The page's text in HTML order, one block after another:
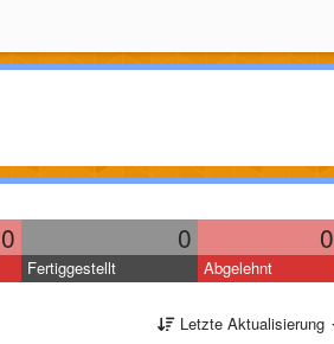
0 0 0
Fertiggestellt Abgelehnt
Letzte Aktualisierung